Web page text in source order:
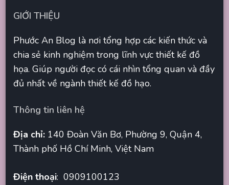
GIỚI THIỆU
Phước An Blog là nơi tổng hợp các kiến thức và
chia sẻ kinh nghiệm trong lĩnh vực thiết kế đồ
họa. Giúp người đọc có cái nhìn tổng quan và đầy
đủ nhất về ngành thiết kế đồ hạo.
Thông tin liên hệ
Địa chỉ: 140 Đoàn Văn Bơ, Phường 9, Quận 4,
Thành phố Hồ Chí Minh, Việt Nam
Điện thoại: 0909100123